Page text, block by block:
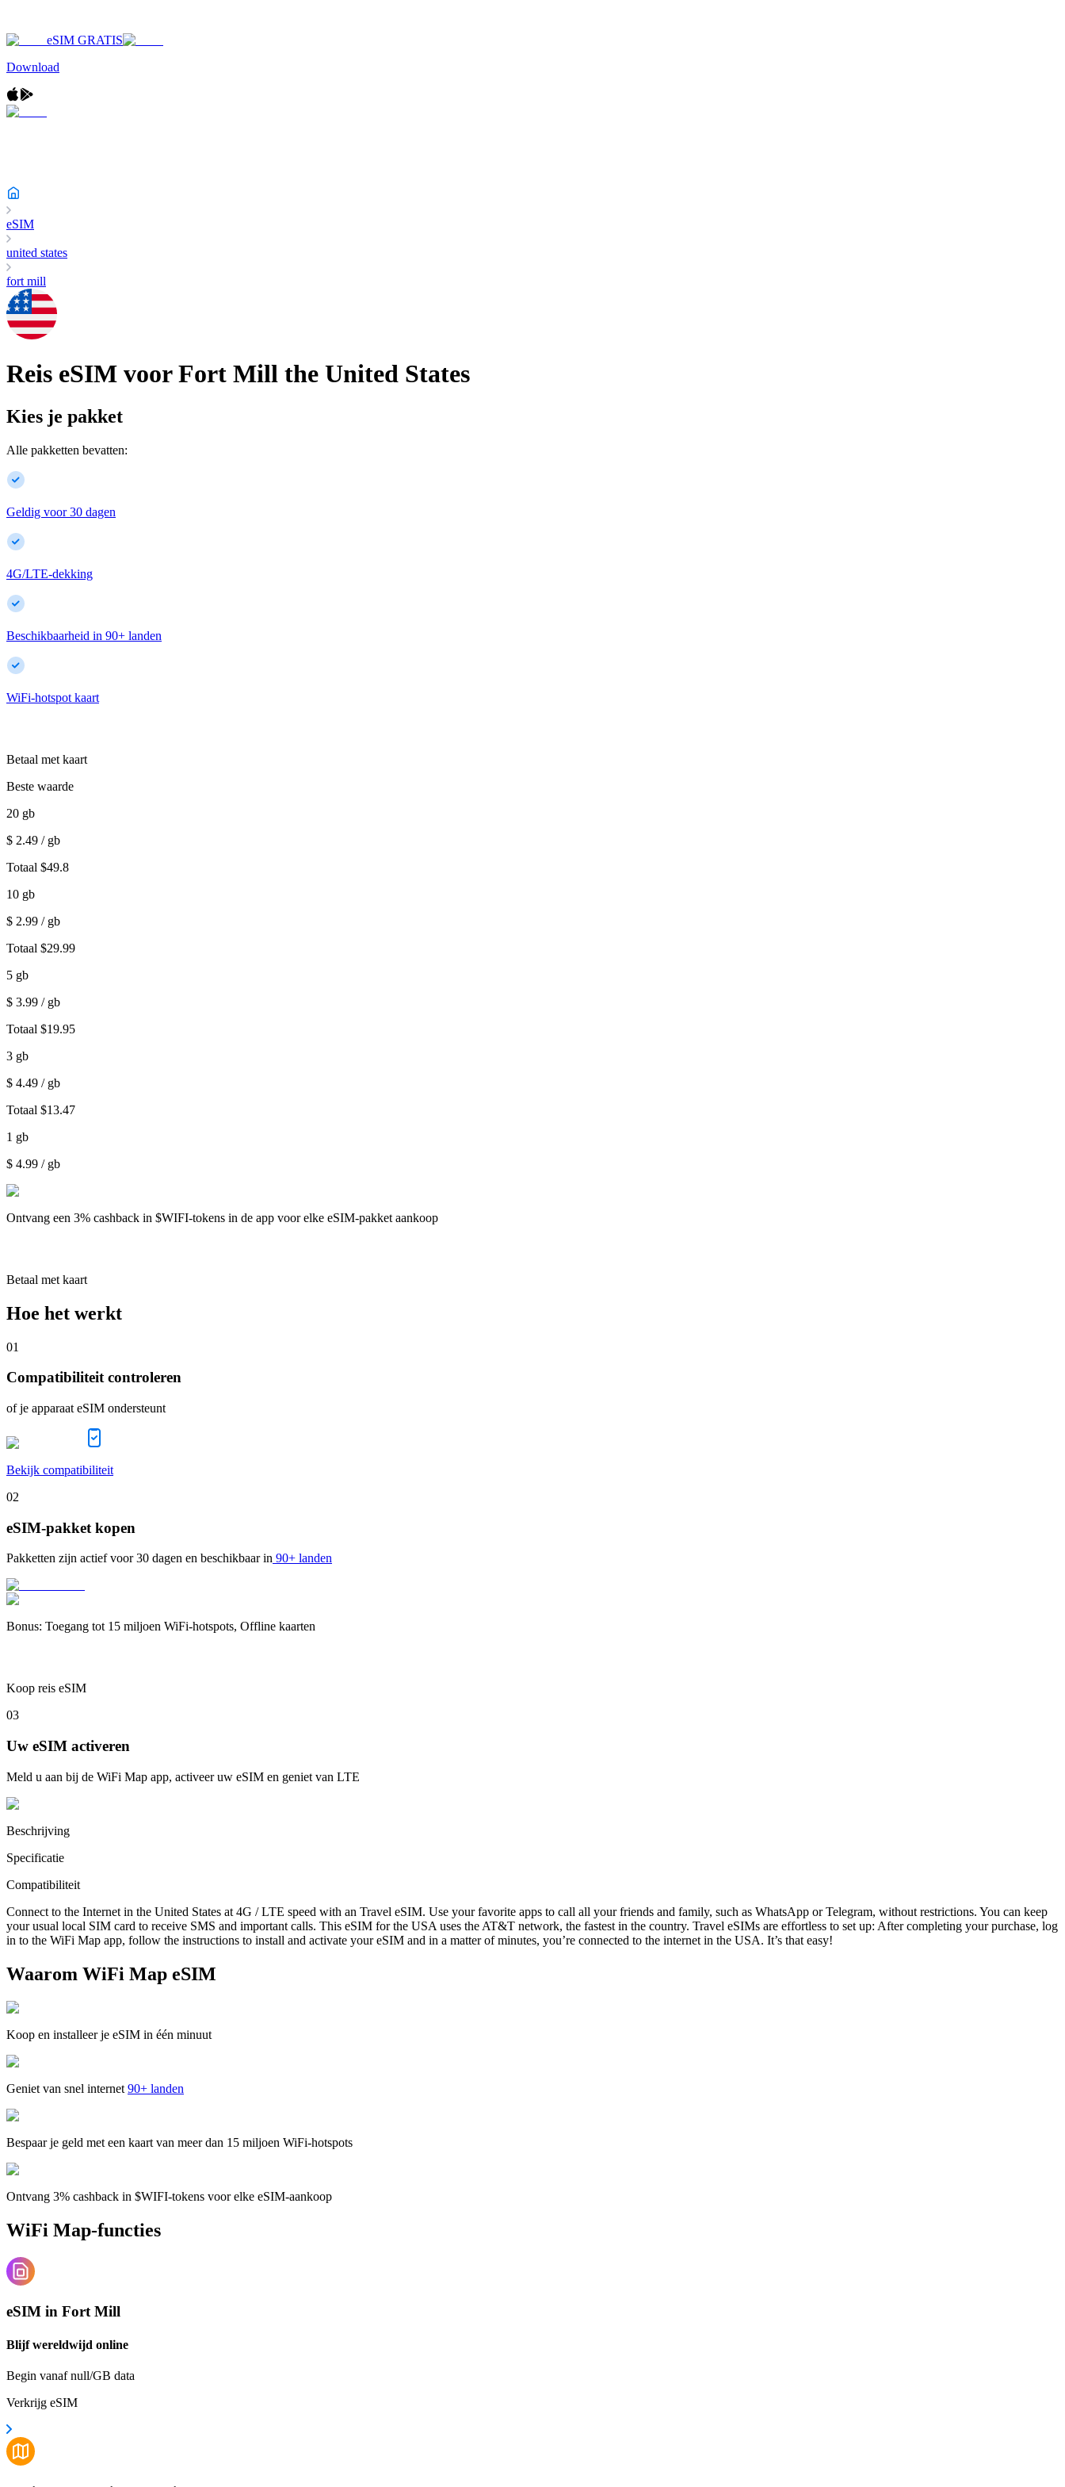
eSIM GRATIS
Download
eSIM
united states
fort mill
Reis eSIM voor Fort Mill the United States
Kies je pakket
Alle pakketten bevatten:
Geldig voor 30 dagen
4G/LTE-dekking
Beschikbaarheid in 90+ landen
WiFi-hotspot kaart
Betaal met kaart
Beste waarde
20 gb
$ 2.49 / gb
Totaal $49.8
10 gb
$ 2.99 / gb
Totaal $29.99
5 gb
$ 3.99 / gb
Totaal $19.95
3 gb
$ 4.49 / gb
Totaal $13.47
1 gb
$ 4.99 / gb
Ontvang een 3% cashback in $WIFI-tokens in de app voor elke eSIM-pakket aankoop
Betaal met kaart
Hoe het werkt
01
Compatibiliteit controleren
of je apparaat eSIM ondersteunt
Bekijk compatibiliteit
02
eSIM-pakket kopen
Pakketten zijn actief voor 30 dagen en beschikbaar in 90+ landen
Bonus: Toegang tot 15 miljoen WiFi-hotspots, Offline kaarten
Koop reis eSIM
03
Uw eSIM activeren
Meld u aan bij de WiFi Map app, activeer uw eSIM en geniet van LTE
Beschrijving
Specificatie
Compatibiliteit
Connect to the Internet in the United States at 4G / LTE speed with an Travel eSIM. Use your favorite apps to call all your friends and family, such as WhatsApp or Telegram, without restrictions. You can keep
your usual local SIM card to receive SMS and important calls. This eSIM for the USA uses the AT&T network, the fastest in the country. Travel eSIMs are effortless to set up: After completing your purchase, log
in to the WiFi Map app, follow the instructions to install and activate your eSIM and in a matter of minutes, you’re connected to the internet in the USA. It’s that easy!
Waarom WiFi Map eSIM
Koop en installeer je eSIM in één minuut
Geniet van snel internet 90+ landen
Bespaar je geld met een kaart van meer dan 15 miljoen WiFi-hotspots
Ontvang 3% cashback in $WIFI-tokens voor elke eSIM-aankoop
WiFi Map-functies
eSIM in Fort Mill
Blijf wereldwijd online
Begin vanaf null/GB data
Verkrijg eSIM